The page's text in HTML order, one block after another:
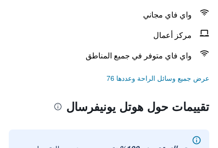
واي فاي مجاني
مركز أعمال
واي فاي متوفر في جميع المناطق
عرض جميع وسائل الراحة وعددها 76
تقييمات حول هوتل يونيفرسال